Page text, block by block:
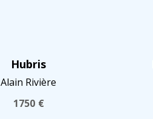
Hubris
Alain Rivière
1750 €